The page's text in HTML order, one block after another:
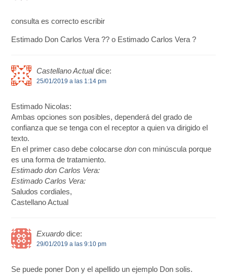
consulta es correcto escribir
Estimado Don Carlos Vera ?? o Estimado Carlos Vera ?
Castellano Actual dice:
25/01/2019 a las 1:14 pm
Estimado Nicolas:
Ambas opciones son posibles, dependerá del grado de
confianza que se tenga con el receptor a quien va dirigido el
texto.
En el primer caso debe colocarsedon con minúscula porque
es una forma de tratamiento.
Estimado don Carlos Vera:
Estimado Carlos Vera:
Saludos cordiales,
Castellano Actual
Exuardo dice:
29/01/2019 a las 9:10 pm
Se puede poner Don y el apellido un ejemplo Don solis.